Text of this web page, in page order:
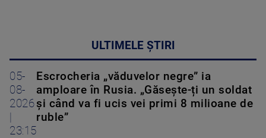
ULTIMELE ȘTIRI
05-
08-
2026
23:15
Escrocheria „văduvelor negre” ia
amploare în Rusia. „Găsește-ți un soldat
și când va fi ucis vei primi 8 milioane de
ruble”